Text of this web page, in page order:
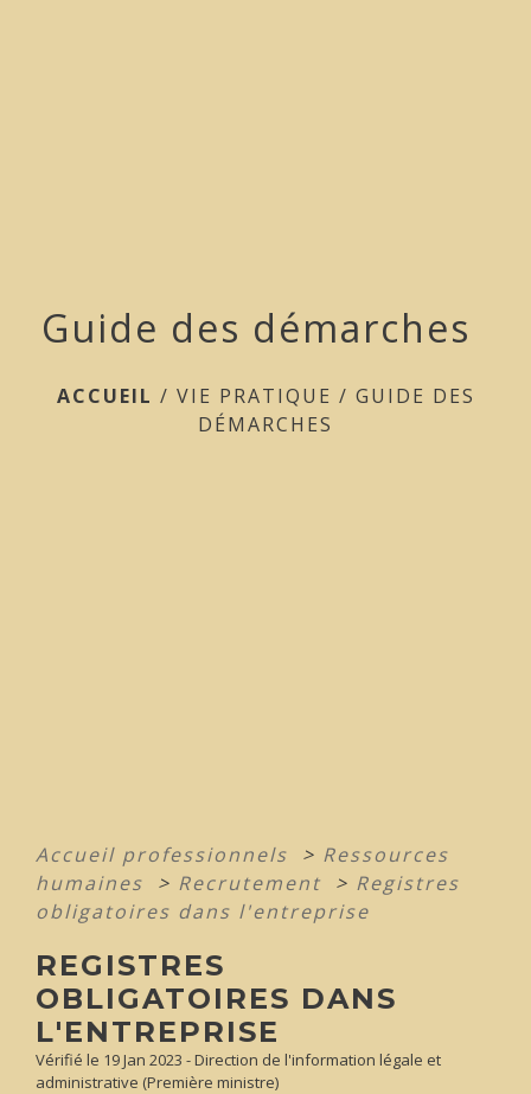
Guide des démarches
ACCUEIL / VIE PRATIQUE / GUIDE DES
DÉMARCHES
Accueil professionnels > Ressources
humaines
> Recrutement > Registres
obligatoires dans l'entreprise
REGISTRES
OBLIGATOIRES DANS
L'ENTREPRISE
Vérifié le 19 Jan 2023 - Direction de l'information légale et
administrative (Première ministre)